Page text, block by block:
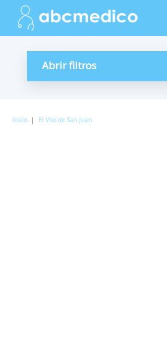
Abrir filtros
Inicio | El Viso de San Juan